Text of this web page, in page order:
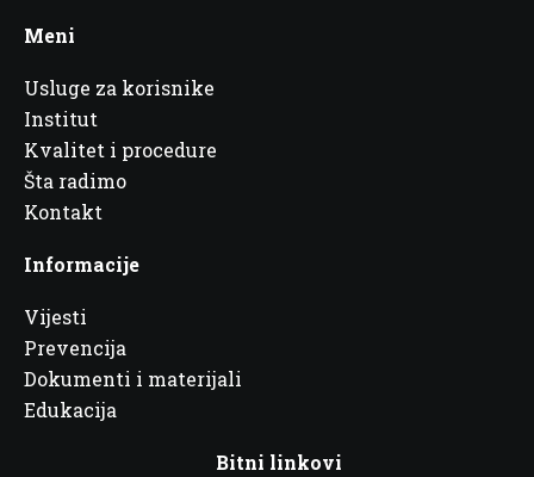
Meni
Usluge za korisnike
Institut
Kvalitet i procedure
Šta radimo
Kontakt
Informacije
Vijesti
Prevencija
Dokumenti i materijali
Edukacija
Bitni linkovi